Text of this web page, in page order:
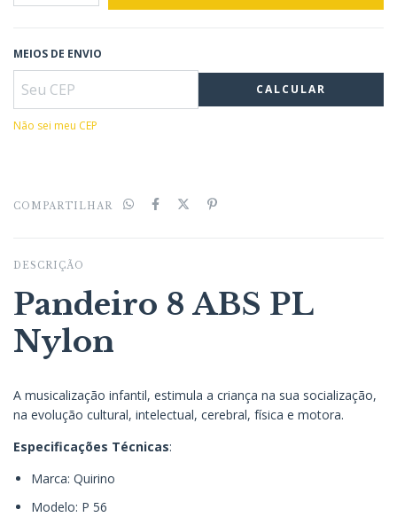
MEIOS DE ENVIO
CALCULAR
Não sei meu CEP
COMPARTILHAR
DESCRIÇÃO
Pandeiro 8 ABS PL
Nylon
A musicalização infantil, estimula a criança na sua socialização,
na evolução cultural, intelectual, cerebral, física e motora.
Especificações Técnicas:
Marca: Quirino
Modelo: P 56